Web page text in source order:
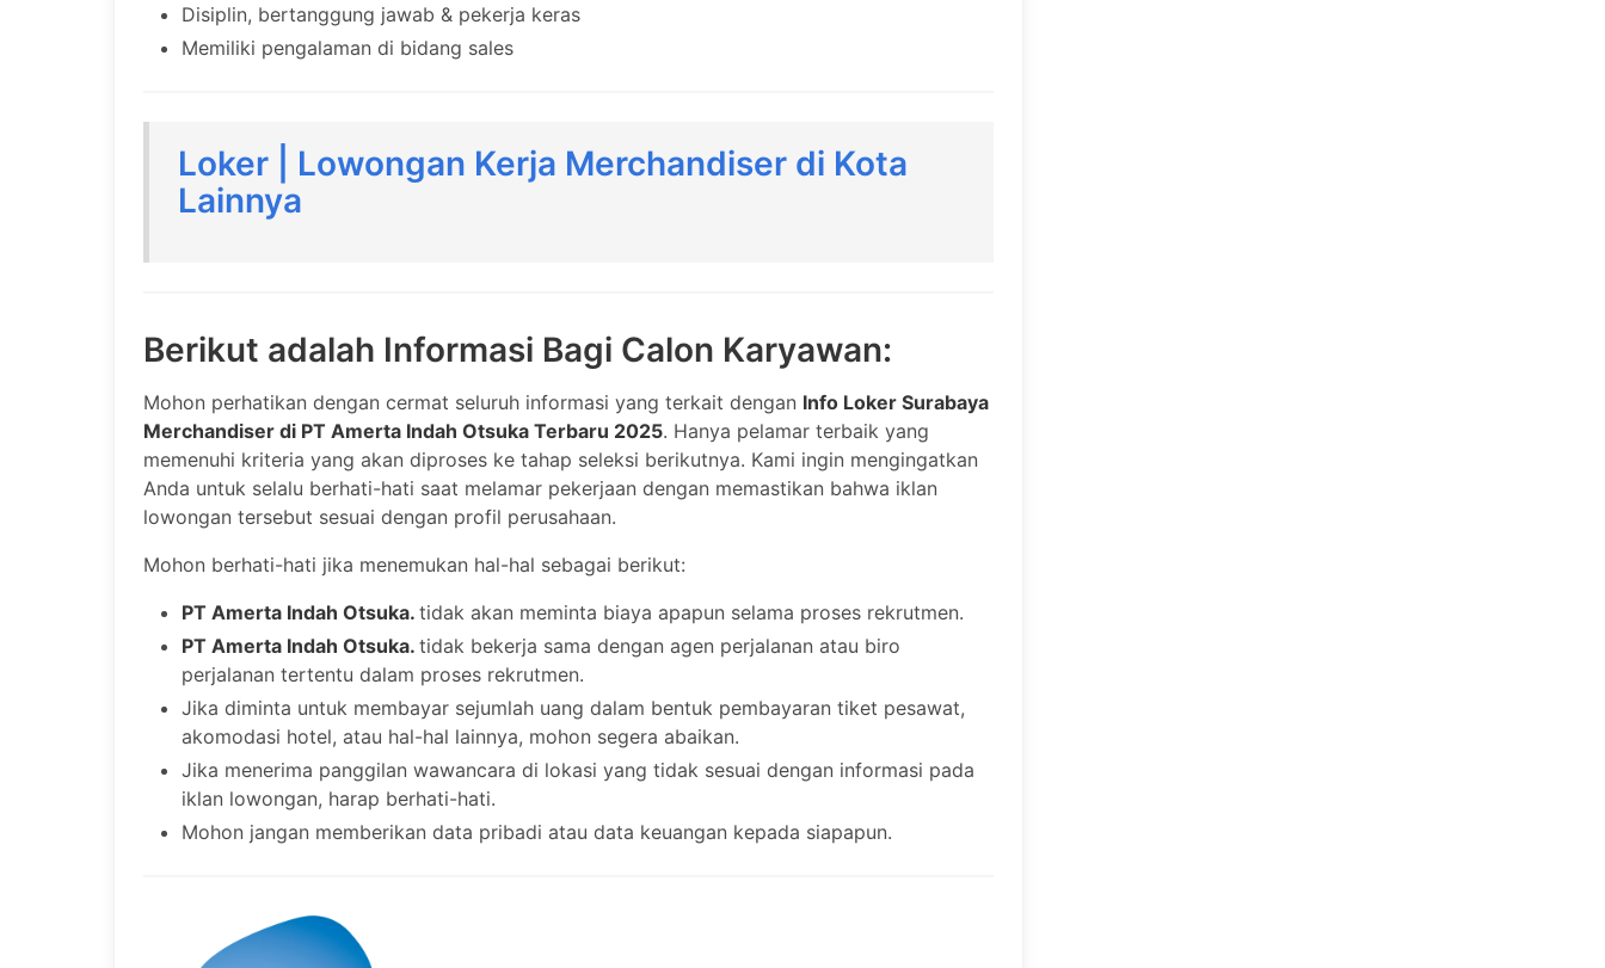
Disiplin, bertanggung jawab & pekerja keras
Memiliki pengalaman di bidang sales
Loker | Lowongan Kerja Merchandiser di Kota
Lainnya
Berikut adalah Informasi Bagi Calon Karyawan:
Mohon perhatikan dengan cermat seluruh informasi yang terkait dengan Info Loker Surabaya
Merchandiser di PT Amerta Indah Otsuka Terbaru 2025. Hanya pelamar terbaik yang
memenuhi kriteria yang akan diproses ke tahap seleksi berikutnya. Kami ingin mengingatkan
Anda untuk selalu berhati-hati saat melamar pekerjaan dengan memastikan bahwa iklan
lowongan tersebut sesuai dengan profil perusahaan.
Mohon berhati-hati jika menemukan hal-hal sebagai berikut:
PT Amerta Indah Otsuka. tidak akan meminta biaya apapun selama proses rekrutmen.
PT Amerta Indah Otsuka. tidak bekerja sama dengan agen perjalanan atau biro
perjalanan tertentu dalam proses rekrutmen.
Jika diminta untuk membayar sejumlah uang dalam bentuk pembayaran tiket pesawat,
akomodasi hotel, atau hal-hal lainnya, mohon segera abaikan.
Jika menerima panggilan wawancara di lokasi yang tidak sesuai dengan informasi pada
iklan lowongan, harap berhati-hati.
Mohon jangan memberikan data pribadi atau data keuangan kepada siapapun.